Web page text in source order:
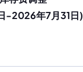
-2026年7月31日)